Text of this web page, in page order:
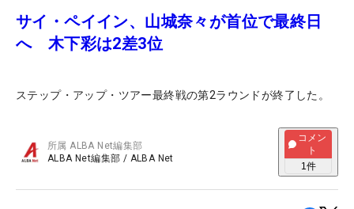
サイ・ペイイン、山城奈々が首位で最終日
へ 木下彩は2差3位
ステップ・アップ・ツアー最終戦の第2ラウンドが終了した。
所属ALBA Net編集部
ALBA Net編集部 / ALBA Net
コメン
ト
1件